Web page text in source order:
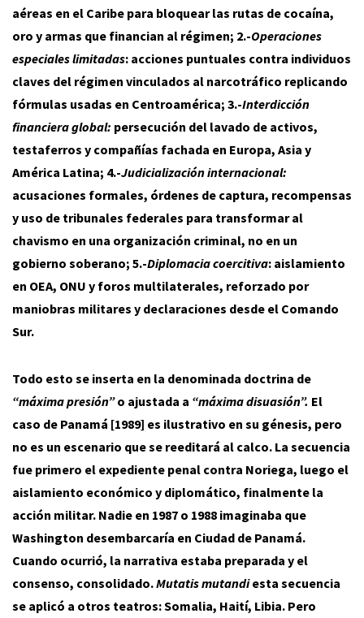
aéreas en el Caribe para bloquear las rutas de cocaína,
oro y armas que financian al régimen; 2.-Operaciones
especiales limitadas: acciones puntuales contra individuos
claves del régimen vinculados al narcotráfico replicando
fórmulas usadas en Centroamérica; 3.-Interdicción
financiera global: persecución del lavado de activos,
testaferros y compañías fachada en Europa, Asia y
América Latina; 4.-Judicialización internacional:
acusaciones formales, órdenes de captura, recompensas
y uso de tribunales federales para transformar al
chavismo en una organización criminal, no en un
gobierno soberano; 5.-Diplomacia coercitiva: aislamiento
en OEA, ONU y foros multilaterales, reforzado por
maniobras militares y declaraciones desde el Comando
Sur.
Todo esto se inserta en la denominada doctrina de
“máxima presión”o ajustada a “máxima disuasión”. El
caso de Panamá [1989] es ilustrativo en su génesis, pero
no es un escenario que se reeditará al calco. La secuencia
fue primero el expediente penal contra Noriega, luego el
aislamiento económico y diplomático, finalmente la
acción militar. Nadie en 1987 o 1988 imaginaba que
Washington desembarcaría en Ciudad de Panamá.
Cuando ocurrió, la narrativa estaba preparada y el
consenso, consolidado.Mutatis mutandiesta secuencia
se aplicó a otros teatros: Somalia, Haití, Libia. Pero